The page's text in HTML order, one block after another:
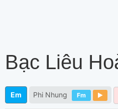
Bạc Liêu
Em Phi Nhung Fm